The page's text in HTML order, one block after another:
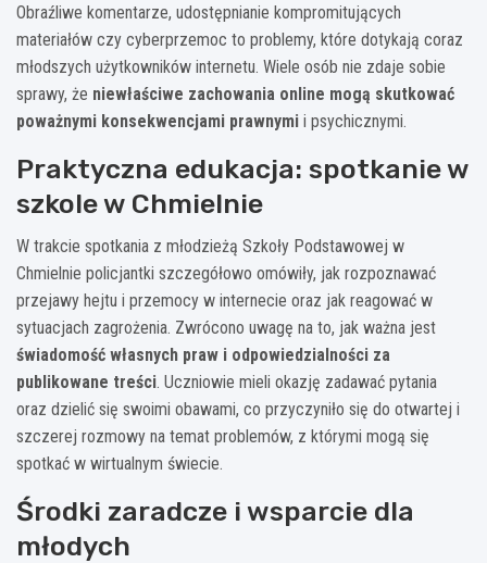
Obraźliwe komentarze, udostępnianie kompromitujących
materiałów czy cyberprzemoc to problemy, które dotykają coraz
młodszych użytkowników internetu. Wiele osób nie zdaje sobie
sprawy, że niewłaściwe zachowania online mogą skutkować
poważnymi konsekwencjami prawnymi i psychicznymi.
Praktyczna edukacja: spotkanie w
szkole w Chmielnie
W trakcie spotkania z młodzieżą Szkoły Podstawowej w
Chmielnie policjantki szczegółowo omówiły, jak rozpoznawać
przejawy hejtu i przemocy w internecie oraz jak reagować w
sytuacjach zagrożenia. Zwrócono uwagę na to, jak ważna jest
świadomość własnych praw i odpowiedzialności za
publikowane treści. Uczniowie mieli okazję zadawać pytania
oraz dzielić się swoimi obawami, co przyczyniło się do otwartej i
szczerej rozmowy na temat problemów, z którymi mogą się
spotkać w wirtualnym świecie.
Środki zaradcze i wsparcie dla
młodych